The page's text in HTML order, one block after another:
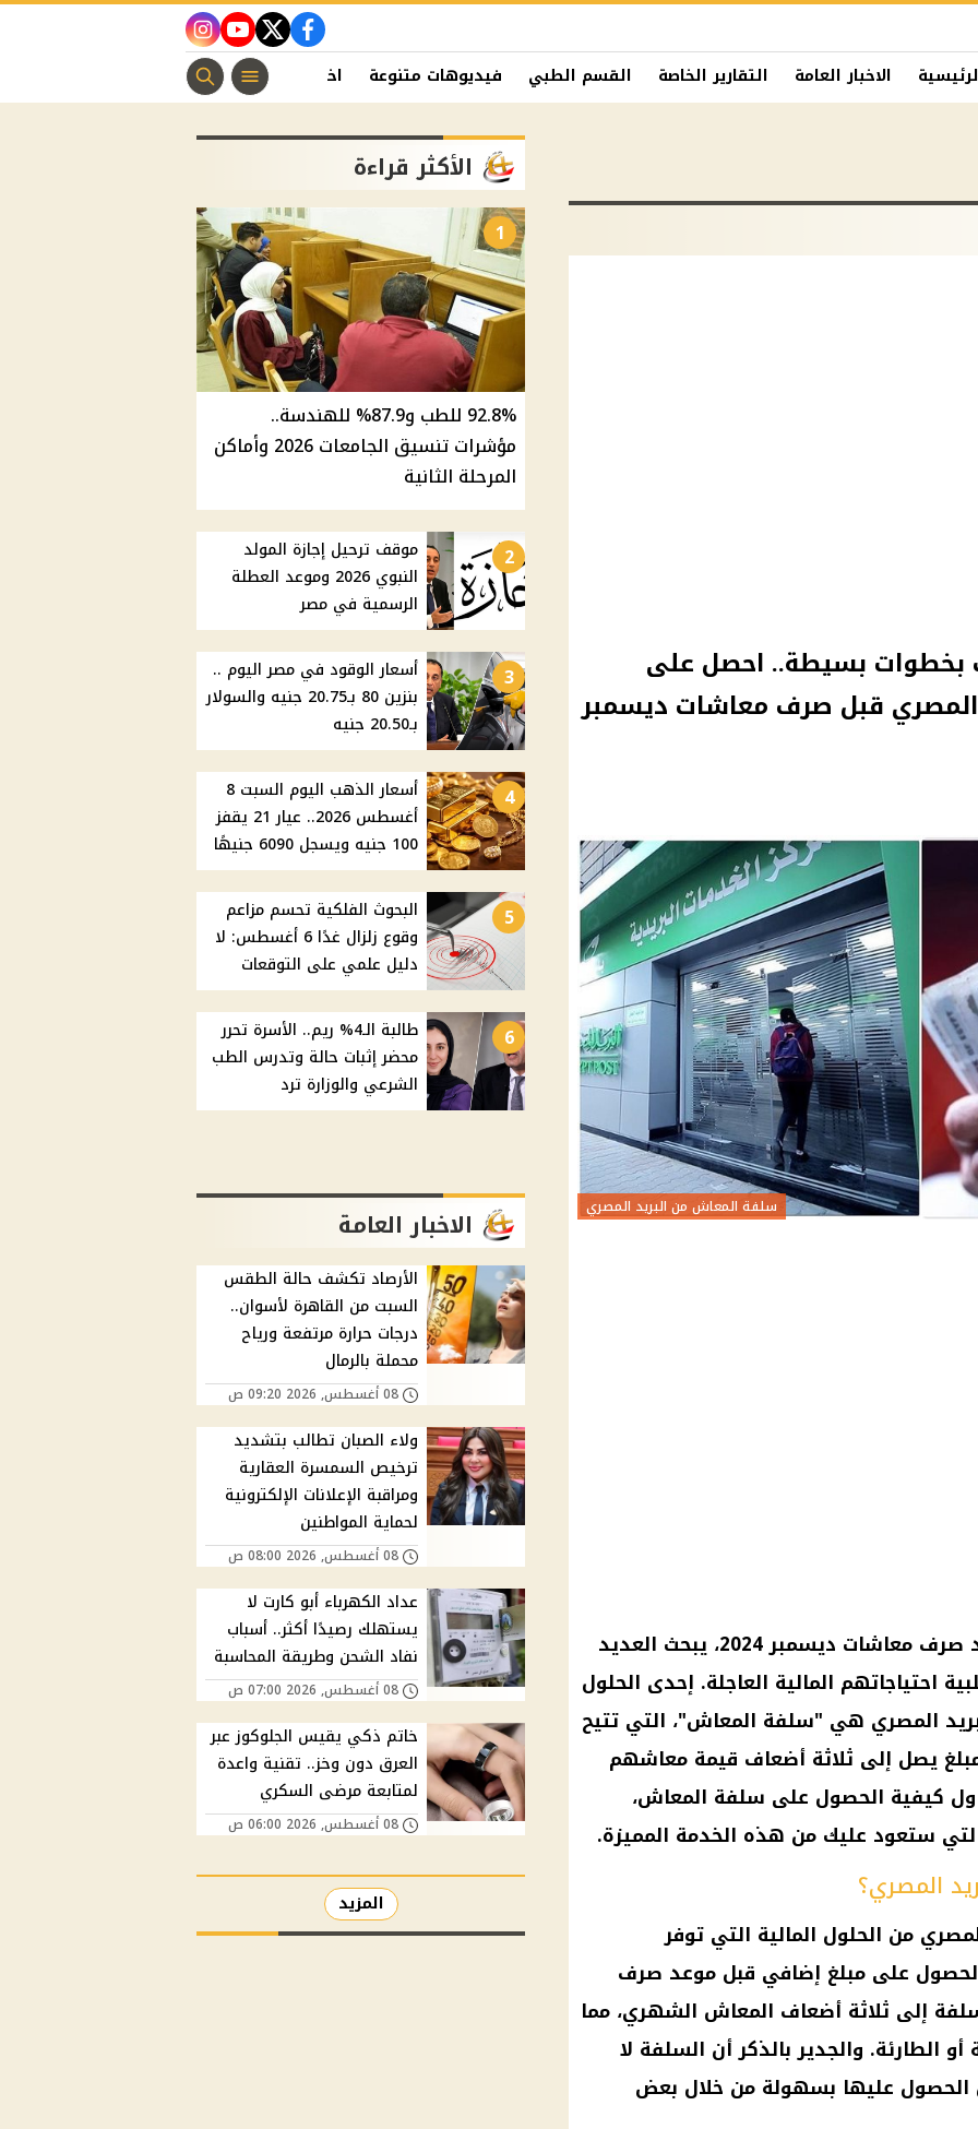
facebook
twitter
youtube
instagram
الاخبار العامة التقارير الخاصة القسم الطبي فيديوهات متنوعة اخبار الفن منوعات مسيحية
بخطوات بسيطة.. احصل على
قبل صرف معاشات ديسمبر
سلفة المعاش من البريد المصري
سلفة المعاش .. مع اقتراب موعد صرف معاشات ديسمبر 2024، يبحث العديد
احتياجاتهم المالية العاجلة. إحدى الحلول
المصري هي "سلفة المعاش"، التي تتيح
يصل إلى ثلاثة أضعاف قيمة معاشهم
كيفية الحصول على سلفة المعاش،
ستعود عليك من هذه الخدمة المميزة.
المصري؟
من الحلول المالية التي توفر
على مبلغ إضافي قبل موعد صرف
2024. وتصل السلفة إلى ثلاثة أضعاف المعاش الشهري، مما
الطارئة. والجدير بالذكر أن السلفة لا
عليها بسهولة من خلال بعض
الأكثر قراءة
1
92.8% للطب و87.9% للهندسة..
مؤشرات تنسيق الجامعات 2026 وأماكن
المرحلة الثانية
2
موقف ترحيل إجازة المولد
النبوي 2026 وموعد العطلة
الرسمية في مصر
3
أسعار الوقود في مصر اليوم ..
بنزين 80 بـ20.75 جنيه والسولار
بـ20.50 جنيه
4
أسعار الذهب اليوم السبت 8
أغسطس 2026.. عيار 21 يقفز
100 جنيه ويسجل 6090 جنيهًا
5
البحوث الفلكية تحسم مزاعم
وقوع زلزال غدًا 6 أغسطس: لا
دليل علمي على التوقعات
6
طالبة الـ4% ريم.. الأسرة تحرر
محضر إثبات حالة وتدرس الطب
الشرعي والوزارة ترد
الاخبار العامة
الأرصاد تكشف حالة الطقس
السبت من القاهرة لأسوان..
درجات حرارة مرتفعة ورياح
محملة بالرمال
08 أغسطس, 2026 09:20 ص
ولاء الصبان تطالب بتشديد
ترخيص السمسرة العقارية
ومراقبة الإعلانات الإلكترونية
لحماية المواطنين
08 أغسطس, 2026 08:00 ص
عداد الكهرباء أبو كارت لا
يستهلك رصيدًا أكثر.. أسباب
نفاد الشحن وطريقة المحاسبة
08 أغسطس, 2026 07:00 ص
خاتم ذكي يقيس الجلوكوز عبر
العرق دون وخز.. تقنية واعدة
لمتابعة مرضى السكري
08 أغسطس, 2026 06:00 ص
المزيد